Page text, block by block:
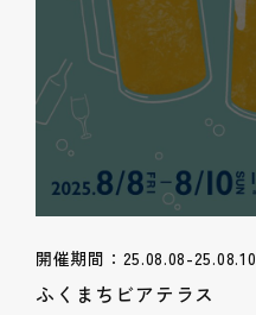
開催期間：25.08.08-25.08.10
ふくまちビアテラス